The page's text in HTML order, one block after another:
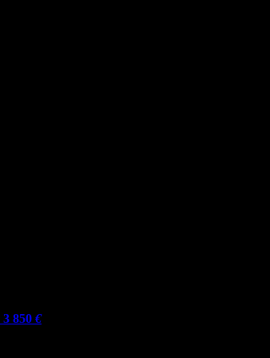
3 850 €